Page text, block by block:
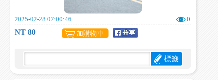
2025-02-28 07:00:46 0
NT 80 加購物車
標籤